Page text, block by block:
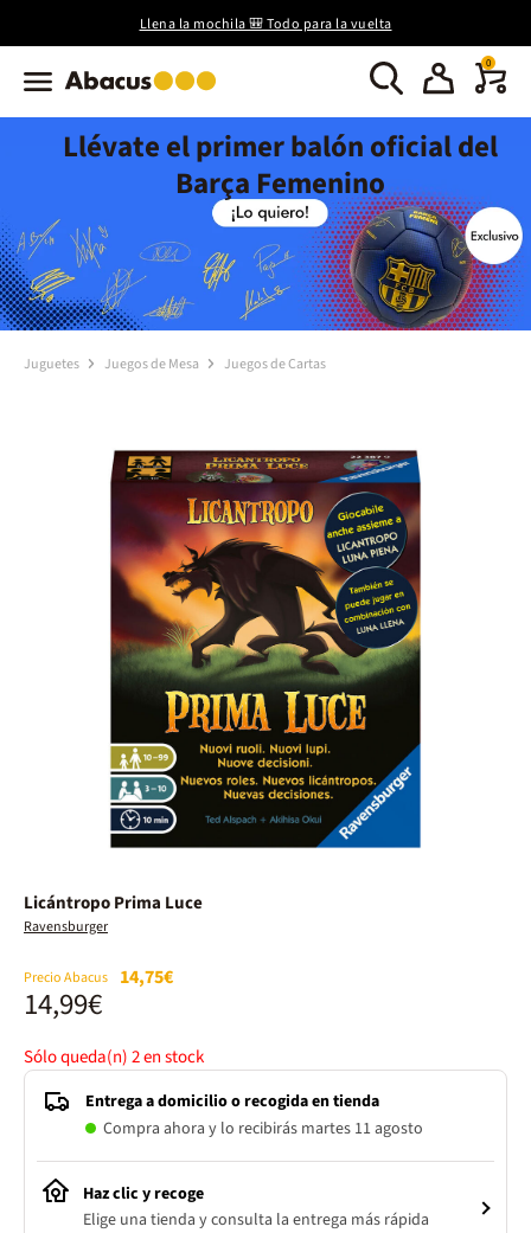
Llena la mochila 🎒 Todo para la vuelta
0
Llévate el primer balón oficial del
Barça Femenino
Juguetes Juegos de Mesa Juegos de Cartas
Licántropo Prima Luce
Ravensburger
Precio Abacus 14,75€
14,99€
Sólo queda(n)2en stock
Entrega a domicilio o recogida en tienda
Compra ahora y lo recibirás martes 11 agosto
Haz clic y recoge
Elige una tienda y consulta la entrega más rápida